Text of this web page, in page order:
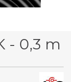
- 0,3 m